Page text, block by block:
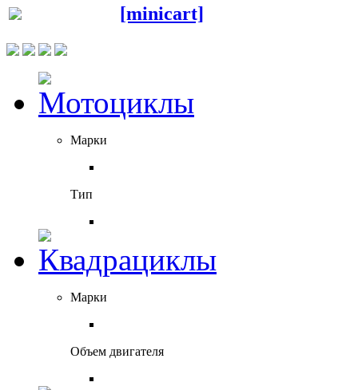
[minicart]
Марки
Тип
Марки
Объем двигателя